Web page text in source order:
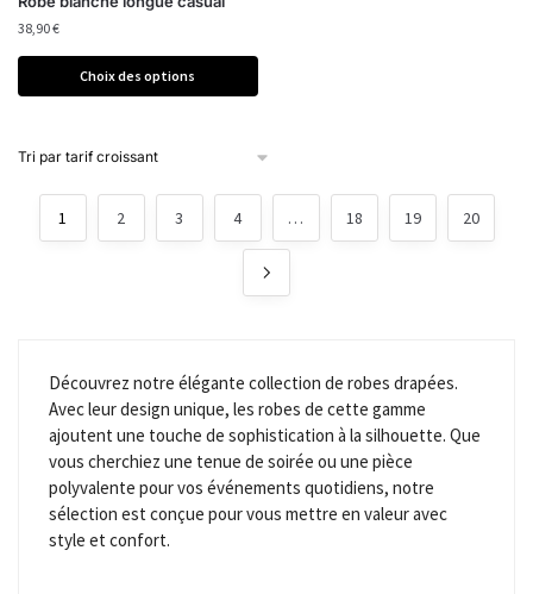
38,90€
Choix des options
1 2 3 4 … 18 19 20
Découvrez notre élégante collection de robes drapées.
Avec leur design unique, les robes de cette gamme
ajoutent une touche de sophistication à la silhouette. Que
vous cherchiez une tenue de soirée ou une pièce
polyvalente pour vos événements quotidiens, notre
sélection est conçue pour vous mettre en valeur avec
style et confort.